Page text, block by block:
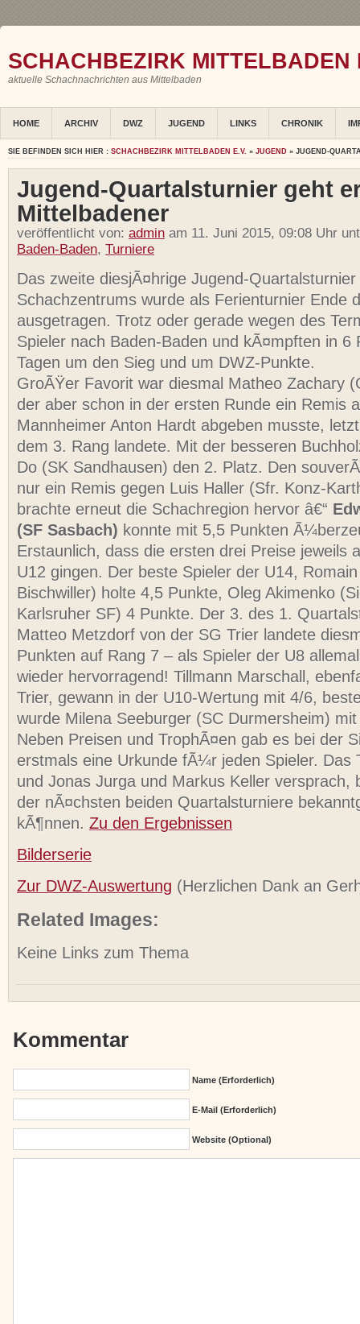
SCHACHBEZIRK MITTELBADEN
aktuelle Schachnachrichten aus Mittelbaden
HOME ARCHIV DWZ JUGEND LINKS CHRONIK
SIE BEFINDEN SICH HIER : SCHACHBEZIRK MITTELBADEN E.V. » JUGEND » JUGEND-
Jugend-Quartalsturnier geht
Mittelbadener
veröffentlicht von: admin am 11. Juni 2015, 09:08 Uhr
Baden-Baden, Turniere
Das zweite diesjÃ¤hrige Jugend-Quartalsturnier
Schachzentrums wurde als Ferienturnier Ende
ausgetragen. Trotz oder gerade wegen des
Spieler nach Baden-Baden und kÃ¤mpften in 6
Tagen um den Sieg und um DWZ-Punkte.
GroÃŸer Favorit war diesmal Matheo Zachary
der aber schon in der ersten Runde ein Remis
Mannheimer Anton Hardt abgeben musste,
dem 3. Rang landete. Mit der besseren
Do (SK Sandhausen) den 2. Platz. Den
nur ein Remis gegen Luis Haller (Sfr. Konz-
brachte erneut die Schachregion hervor â€“
(SF Sasbach) konnte mit 5,5 Punkten
Erstaunlich, dass die ersten drei Preise jeweils
U12 gingen. Der beste Spieler der U14,
Bischwiller) holte 4,5 Punkte, Oleg Akimenko
Karlsruher SF) 4 Punkte. Der 3. des 1.
Matteo Metzdorf von der SG Trier landete
Punkten auf Rang 7 – als Spieler der U8
wieder hervorragend! Tillmann Marschall,
Trier, gewann in der U10-Wertung mit 4/6,
wurde Milena Seeburger (SC Durmersheim)
Neben Preisen und TrophÃ¤en gab es bei der
erstmals eine Urkunde fÃ¼r jeden Spieler. Das
und Jonas Jurga und Markus Keller versprach,
der nÃ¤chsten beiden Quartalsturniere
kÃ¶nnen. Zu den Ergebnissen
Bilderserie
Zur DWZ-Auswertung (Herzlichen Dank an
Related Images:
Keine Links zum Thema
Kommentar
Name (erforderlich)
E-Mail (erforderlich)
Website (Optional)